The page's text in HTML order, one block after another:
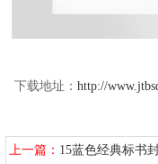
下载地址： http://
上一篇： 15蓝色经典标书